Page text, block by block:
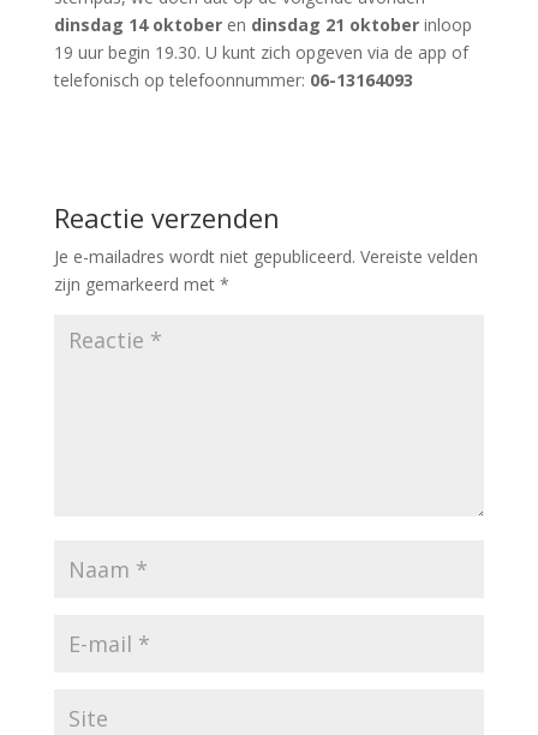
dinsdag 14 oktoberen dinsdag 21 oktoberinloop
19 uur begin 19.30. U kunt zich opgeven via de app of
telefonisch op telefoonnummer: 06-13164093
Reactie verzenden
Je e-mailadres wordt niet gepubliceerd. Vereiste velden
zijn gemarkeerd met *